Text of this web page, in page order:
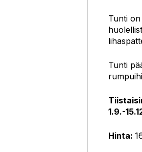
Tunti
Tunti
1.9.-
Hinta: